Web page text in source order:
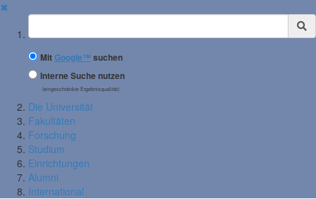
✖
Suchbegriff
MitGoogle™ suchen
Interne Suche nutzen
(eingeschränkte Ergebnisqualität)
Die Universität
Fakultäten
Forschung
Studium
Einrichtungen
Alumni
International